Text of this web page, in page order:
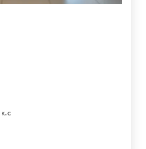
к.с